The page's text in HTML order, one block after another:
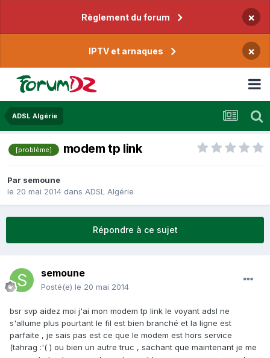
Règlement du forum ×
IPTV et arnaques ×
ADSL Algérie
[problème] modem tp link
Par semoune
le 20 mai 2014 dans ADSL Algérie
Répondre à ce sujet
semoune
Posté(e) le 20 mai 2014
bsr svp aidez moi j'ai mon modem tp link le voyant adsl ne
s'allume plus pourtant le fil est bien branché et la ligne est
parfaite , je sais pas est ce que le modem est hors service
(tahrag :'( ) ou bien un autre truc , sachant que maintenant je me